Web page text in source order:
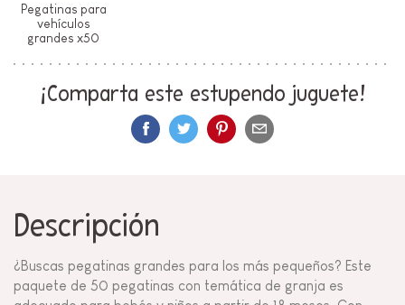
Pegatinas para
vehículos
grandes x50
¡Comparta este estupendo juguete!
Descripción
¿Buscas pegatinas grandes para los más pequeños? Este
paquete de 50 pegatinas con temática de granja es